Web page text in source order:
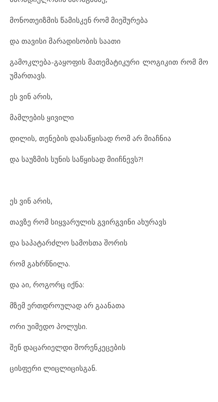
მონოთეიზმის წამისკენ რომ მიეშურება
და თავისი მარადისობის საათი
გამოკლება-გაყოფის მათემატიკური ლოგიკით რომ მო
უმართავს.
ეს ვინ არის,
მამლების ყივილი
დილის, თენების დასაწყისად რომ არ მიაჩნია
და საუზმის სუნის საწყისად მიიჩნევს?!
ეს ვინ არის,
თავზე რომ სიყვარულის გვირგვინი ახურავს
და საპატარძლო სამოსთა შორის
რომ გახრწნილა.
და აი, როგორც იქნა:
მზემ ერთდროულად არ გაანათა
ორი უიმედო პოლუსი.
შენ დაცარიელდი შორენკეცების
ცისფერი ლიცლიცისგან.